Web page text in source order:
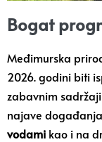
Bogat
Međimurska
2026. godini biti
zabavnim
najave
vodami kao i na